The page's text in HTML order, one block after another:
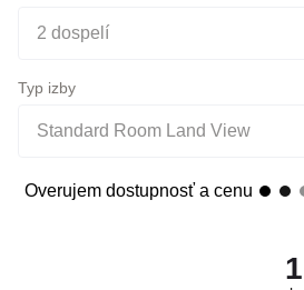
Typ izby
Standard Room Land View